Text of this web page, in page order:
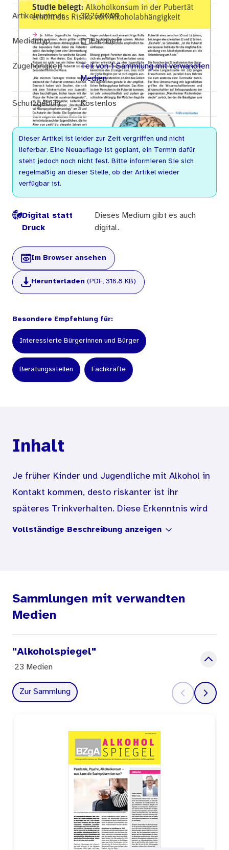
Artikelnummer 32250009
Medientyp Fachheft
Zugehörigkeit
Teil von 1 Sammlung mit verwandten
Medien
Schutzgebühr Kostenlos
Dieser Artikel ist leider zur Zeit vergriffen und nicht
lieferbar. Eine Neuauflage ist geplant, ein Termin dafür
steht jedoch noch nicht fest. Bitte informieren Sie sich
regelmäßig an dieser Stelle, ob der Artikel wieder
verfügbar ist.
Digital statt
Druck
Dieses Medium gibt es auch
digital.
Im Browser ansehen
Herunterladen (PDF, 316.8 KB)
Besondere Empfehlung für:
Interessierte Bürgerinnen und Bürger
Beratungsstellen Fachkräfte
Inhalt
Je früher Kinder und Jugendliche mit Alkohol in
Kontakt kommen, desto riskanter ist ihr
späteres Trinkverhalten. Diese Erkenntnis wird
anhand einer Studie des Mannheimer
Konsum von Alkohol ein späteres Suchtverhalten
am stärksten beeinflusst. Die aktuelle Ausgabe
neuen Studienergebnissen.
Vollständige Beschreibung anzeigen
Sammlungen mit verwandten
Medien
"Alkoholspiegel"
23 Medien
Zur Sammlung